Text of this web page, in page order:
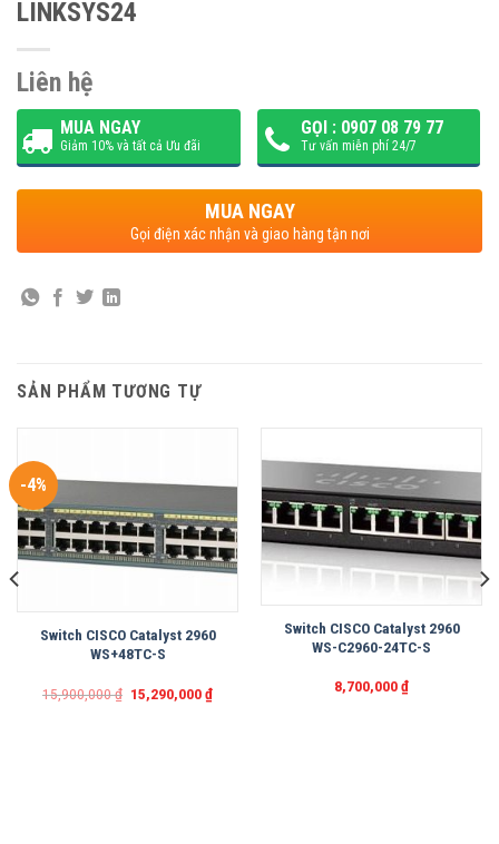
LINKSYS24
Liên hệ
MUA NGAY
Giảm 10% và tất cả Ưu đãi
GỌI : 0907 08 79 77
Tư vấn miễn phí 24/7
MUA NGAY
Gọi điện xác nhận và giao hàng tận nơi
SẢN PHẨM TƯƠNG TỰ
-4%
Switch CISCO Catalyst 2960
WS+48TC-S
15,900,000₫ Original
price
15,290,000₫Current
Switch CISCO Catalyst 2960
WS-C2960-24TC-S
8,700,000₫